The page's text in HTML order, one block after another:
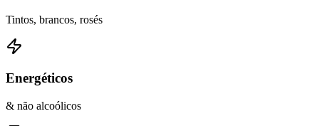
Tintos, brancos, rosés
Energéticos
& não alcoólicos